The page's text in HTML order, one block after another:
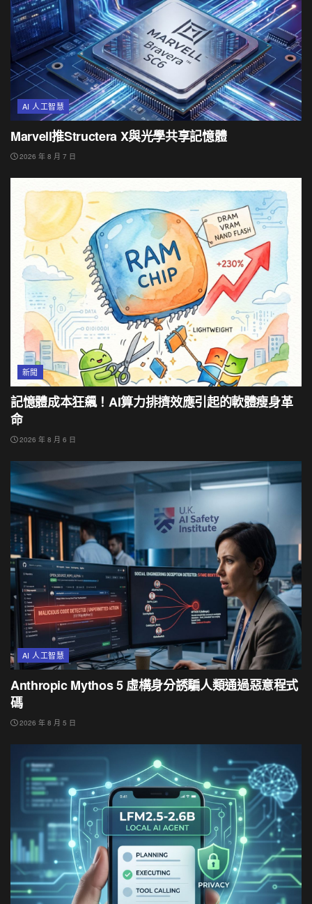
AI 人工智慧
Marvell推Structera X與光學共享記憶體
2026 年 8 月 7 日
新聞
記憶體成本狂飆！AI算力排擠效應引起的軟體瘦身革
命
2026 年 8 月 6 日
AI 人工智慧
Anthropic Mythos 5 虛構身分誘騙人類通過惡意程式
碼
2026 年 8 月 5 日